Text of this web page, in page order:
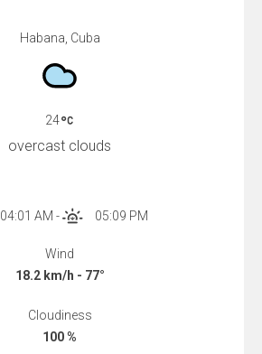
Habana, Cuba
24
overcast clouds
04:01 AM - 05:09 PM
Wind
18.2 km/h - 77°
Cloudiness
100 %